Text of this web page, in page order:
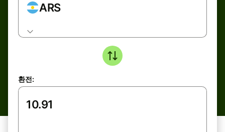
ARS
환전: